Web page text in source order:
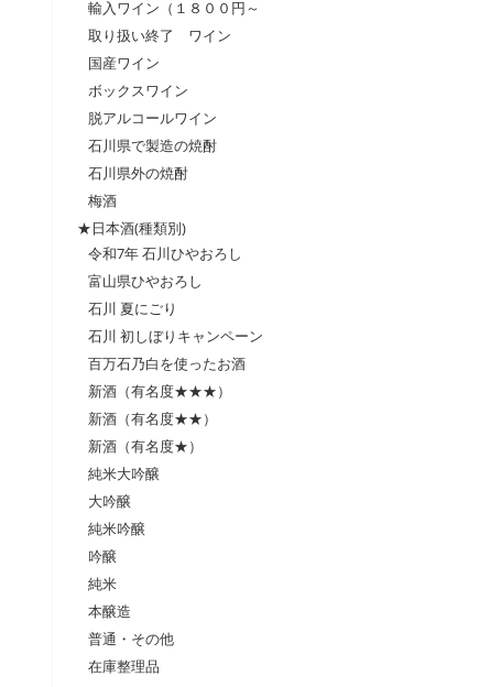
輸入ワイン（１８００円～
取り扱い終了 ワイン
国産ワイン
ボックスワイン
脱アルコールワイン
石川県で製造の焼酎
石川県外の焼酎
梅酒
★日本酒(種類別)
令和7年 石川ひやおろし
富山県ひやおろし
石川 夏にごり
石川 初しぼりキャンペーン
百万石乃白を使ったお酒
新酒（有名度★★★）
新酒（有名度★★）
新酒（有名度★）
純米大吟醸
大吟醸
純米吟醸
吟醸
純米
本醸造
普通・その他
在庫整理品